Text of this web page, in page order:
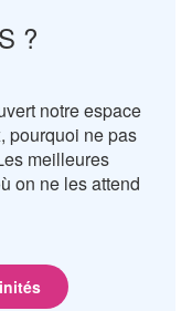
?
notre espace
, pourquoi ne pas
meilleures
on ne les attend